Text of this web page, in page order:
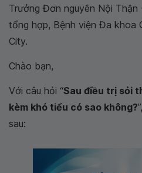
Trưởng Đơn nguyên Nội
tổng hợp, Bệnh viện Đa khoa
City.
Chào bạn,
Với câu hỏi “Sau điều trị sỏi
kèm khó tiểu có sao không?
sau: